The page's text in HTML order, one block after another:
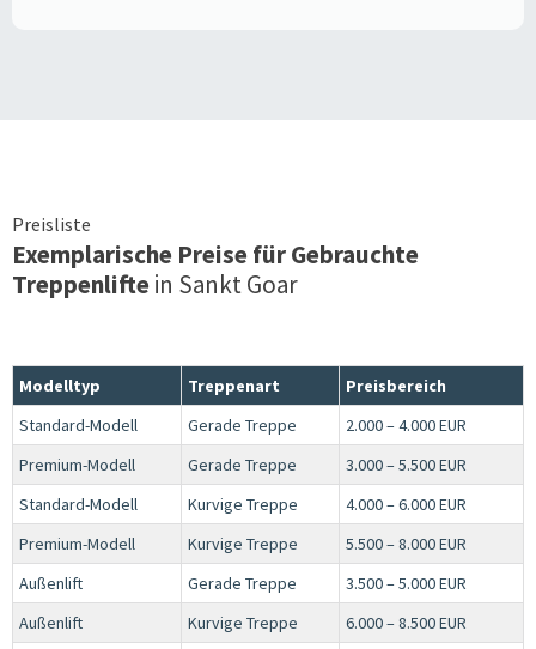
Preisliste
Exemplarische Preise für Gebrauchte
Treppenliftein Sankt Goar
Modelltyp Treppenart
Preisbereich
Standard-Modell
Gerade Treppe
2.000 – 4.000 EUR
Premium-Modell
Gerade Treppe
3.000 – 5.500 EUR
Standard-Modell
Kurvige Treppe
4.000 – 6.000 EUR
Premium-Modell
Kurvige Treppe
5.500 – 8.000 EUR
Außenlift
Gerade Treppe
3.500 – 5.000 EUR
Außenlift
Kurvige Treppe
6.000 – 8.500 EUR